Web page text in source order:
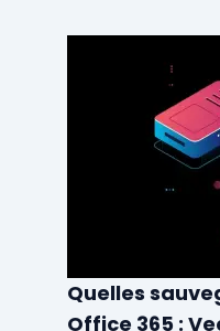
Quelles
Office 365 :